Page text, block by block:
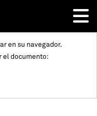
en su navegador.
el documento: